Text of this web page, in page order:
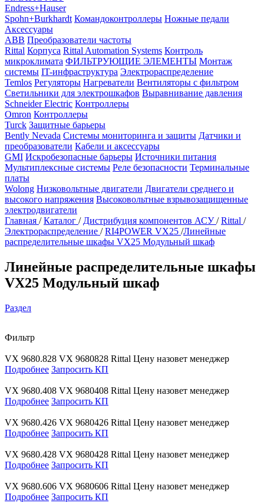
Endress+Hauser
Spohn+Burkhardt Командоконтроллеры Ножные педали
Аксессуары
ABB Преобразователи частоты
Rittal Корпуса Rittal Automation Systems Контроль
микроклимата ФИЛЬТРУЮЩИЕ ЭЛЕМЕНТЫ Монтаж
системы IT-инфраструктура Электрораспределение
Temlos Регуляторы Нагреватели Вентиляторы с фильтром
Светильники для электрошкафов Выравнивание давления
Schneider Electric Контроллеры
Omron Контроллеры
Turck Защитные барьеры
Bently Nevada Системы мониторинга и защиты Датчики и
преобразователи Кабели и аксессуары
GMI Искробезопасные барьеры Источники питания
Мультиплексные системы Реле безопасности Терминальные
платы
Wolong Низковольтные двигатели Двигатели среднего и
высокого напряжения Высоковольтные взрывозащищенные
электродвигатели
Главная / Каталог / Дистрибуция компонентов АСУ / Rittal /
Электрораспределение / RI4POWER VX25 /Линейные
распределительные шкафы VX25 Модульный шкаф
Линейные распределительные шкафы
VX25 Модульный шкаф
Раздел
Фильтр
VX 9680.828 VX 9680828 Rittal Цену назовет менеджер
Подробнее Запросить КП
VX 9680.408 VX 9680408 Rittal Цену назовет менеджер
Подробнее Запросить КП
VX 9680.426 VX 9680426 Rittal Цену назовет менеджер
Подробнее Запросить КП
VX 9680.428 VX 9680428 Rittal Цену назовет менеджер
Подробнее Запросить КП
VX 9680.606 VX 9680606 Rittal Цену назовет менеджер
Подробнее Запросить КП